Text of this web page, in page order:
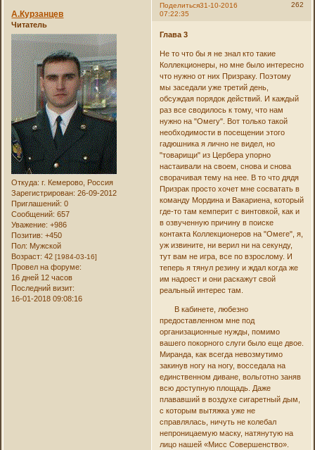
Поделиться 262
31-10-2016
07:22:35
А.Курзанцев
Читатель
Откуда: г. Кемерово, Россия
Зарегистрирован: 26-09-2012
Приглашений: 0
Сообщений: 657
Уважение: +986
Позитив: +450
Пол: Мужской
Возраст: 42[1984-03-16]
Провел на форуме:
16 дней 12 часов
Последний визит:
16-01-2018 09:08:16
Глава 3
Не то что бы я не знал кто такие
Коллекционеры, но мне было интересно
что нужно от них Призраку. Поэтому
мы заседали уже третий день,
обсуждая порядок действий. И каждый
раз все сводилось к тому, что нам
нужно на "Омегу". Вот только такой
необходимости в посещении этого
гадюшника я лично не видел, но
"товарищи" из Цербера упорно
настаивали на своем, снова и снова
сворачивая тему на нее. В то что дядя
Призрак просто хочет мне сосватать в
команду Мордина и Вакариена, который
где-то там кемперит с винтовкой, как и
в озвученную причину в поиске
контакта Коллекционеров на "Омеге", я,
уж извините, ни верил ни на секунду,
тут вам не игра, все по взрослому. И
теперь я тянул резину и ждал когда же
им надоест и они раскажут свой
реальный интерес там.
В кабинете, любезно
предоставленном мне под
организационные нужды, помимо
вашего покорного слуги было еще двое.
Миранда, как всегда невозмутимо
закинув ногу на ногу, восседала на
единственном диване, вольготно заняв
всю доступную площадь. Даже
плававший в воздухе сигаретный дым,
с которым вытяжка уже не
справлялась, ничуть не колебал
непроницаемую маску, натянутую на
лицо нашей «Мисс Совершенство».